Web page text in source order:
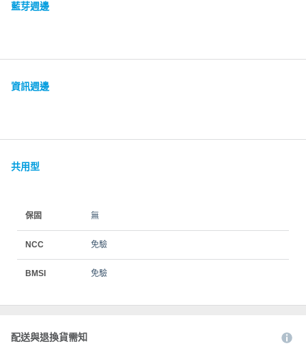
藍芽週邊
資訊週邊
共用型
保固 無
NCC 免驗
BMSI 免驗
配送與退換貨需知